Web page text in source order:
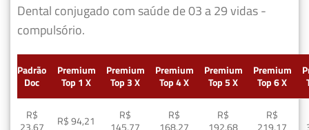
Dental conjugado com saúde de 03 a 29 vidas -
compulsório.
Padrão
Doc
Premium
Top 1 X
Premium
Top 3 X
Premium
Top 4 X
Premium
Top 5 X
Premium
Top 6 X
R$
R$ 94,21
R$
R$
R$
R$